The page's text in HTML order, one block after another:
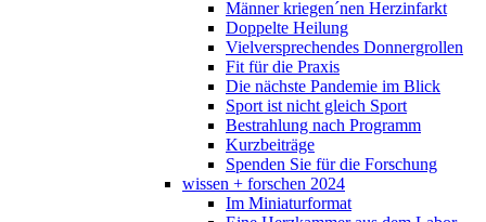
Männer kriegen´nen Herzinfarkt
Doppelte Heilung
Vielversprechendes Donnergrollen
Fit für die Praxis
Die nächste Pandemie im Blick
Sport ist nicht gleich Sport
Bestrahlung nach Programm
Kurzbeiträge
Spenden Sie für die Forschung
wissen + forschen 2024
Im Miniaturformat